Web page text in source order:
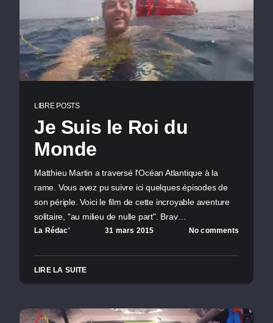
LIBRE POSTS
Je Suis le Roi du
Monde
Matthieu Martin a traversé l'Océan Atlantique à la
rame. Vous avez pu suivre ici quelques épisodes de
son périple. Voici le film de cette incroyable aventure
solitaire, "au milieu de nulle part". Brav…
La Rédac' 31 mars 2015 No comments
LIRE LA SUITE